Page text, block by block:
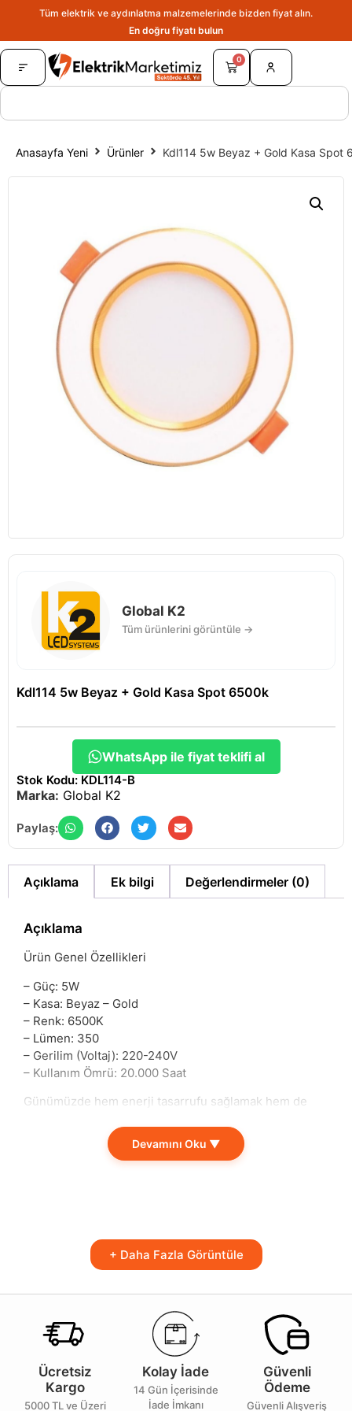
Tüm elektrik ve aydınlatma malzemelerinde bizden fiyat alın.
En doğru fiyatı bulun.
0
Anasayfa Yeni Ürünler Kdl114 5w Beyaz + Gold Kasa Spot
Global K2
Tüm ürünlerini görüntüle →
Kdl114 5w Beyaz + Gold Kasa Spot 6500k
WhatsApp ile fiyat teklifi al
Stok Kodu: KDL114-B
Marka: Global K2
Paylaş:
Açıklama Ek bilgi Değerlendirmeler (0)
Açıklama
Ürün Genel Özellikleri
– Güç: 5W
– Kasa: Beyaz – Gold
– Renk: 6500K
– Lümen: 350
– Gerilim (Voltaj): 220-240V
– Kullanım Ömrü: 20.000 Saat
Günümüzde hem enerji tasarrufu sağlamak hem de
arıyorsanız, Beyaz – Gold kasa rengine sahip 5W
aydınlatma ürünü tam size hitap ediyor. 6500K renk
lümen güçteki aydınlatmasıyla, evinizde veya
ofisinizde yeterli ışığı sağlar.
Ofislerde çalışma masası ya da toplantı odalarında
etkili bir aydınlatma sunarak, iş verimliliğinizi
artırmanıza yardımcı olur. Enerji verimliliği sayesinde,
hem doğayı korurken hem de faturalarınızı azaltmanız
mümkün.
Devamını Oku ▼
+ Daha Fazla Görüntüle
Ücretsiz
Kargo
5000 TL ve Üzeri
Kolay İade
14 Gün İçerisinde
İade İmkanı
Güvenli
Ödeme
Güvenli Alışveriş